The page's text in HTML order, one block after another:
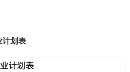
计划表